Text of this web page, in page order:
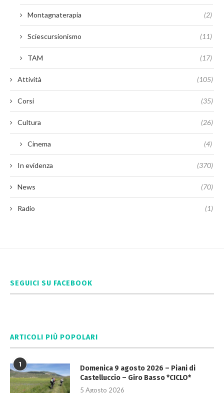
Montagnaterapia (2)
Sciescursionismo (11)
TAM (17)
Attività (105)
Corsi (35)
Cultura (26)
Cinema (4)
In evidenza (370)
News (70)
Radio (1)
SEGUICI SU FACEBOOK
ARTICOLI PIÙ POPOLARI
1
Domenica 9 agosto 2026 – Piani di
Castelluccio – Giro Basso *CICLO*
5 Agosto 2026